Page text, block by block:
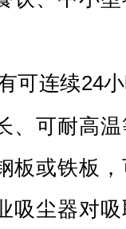
可连续24
、可耐高
板或铁板
吸尘器对